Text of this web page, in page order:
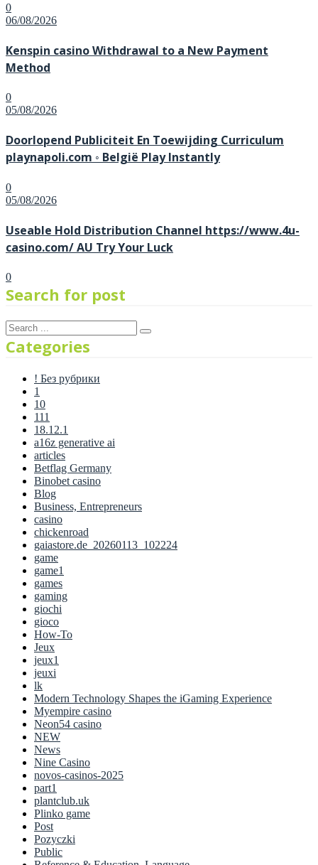
0
Posted
06/08/2026
Kenspin casino Withdrawal to a New Payment
Method
0
Posted
05/08/2026
Doorlopend Publiciteit En Toewijding Curriculum
playnapoli.com ◦ België Play Instantly
0
Posted
05/08/2026
Useable Hold Distribution Channel https://www.4u-
casino.com/ AU Try Your Luck
0
Search for post
Categories
! Без рубрики
1
10
111
18.12.1
a16z generative ai
articles
Betflag Germany
Binobet casino
Blog
Business, Entrepreneurs
casino
chickenroad
gaiastore.de_20260113_102224
game
game1
games
gaming
giochi
gioco
How-To
Jeux
jeux1
jeuxi
lk
Modern Technology Shapes the iGaming Experience
Myempire casino
Neon54 casino
NEW
News
Nine Casino
novos-casinos-2025
part1
plantclub.uk
Plinko game
Post
Pozyczki
Public